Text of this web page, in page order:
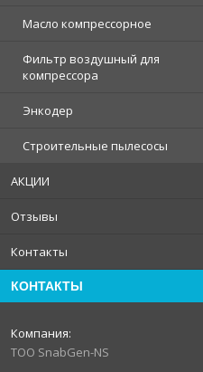
Масло компрессорное
Фильтр воздушный для
компрессора
Энкодер
Строительные пылесосы
АКЦИИ
Отзывы
Контакты
КОНТАКТЫ
ТОО SnabGen-NS